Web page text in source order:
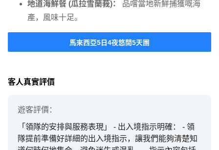
地道海鮮餐 (瓜拉雪蘭莪)：
品嚐當地新鮮捕獲嘅海
產，風味十足。
馬來西亞5日4夜悠閒5天團
客人真實評價
遊客評價：
「領隊的安排與服務表現」 - 出入境指示明確： - 領
隊提前準備好詳細的出入境指示，讓我們能夠清楚知